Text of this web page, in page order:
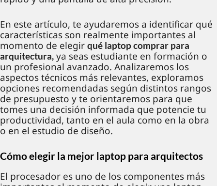
En este artículo, te ayudaremos a identificar qué
características son realmente importantes al
momento de elegir qué laptop comprar para
arquitectura, ya seas estudiante en formación o
un profesional avanzado. Analizaremos los
aspectos técnicos más relevantes, exploramos
opciones recomendadas según distintos rangos
de presupuesto y te orientaremos para que
tomes una decisión informada que potencie tu
productividad, tanto en el aula como en la obra
o en el estudio de diseño.
Cómo elegir la mejor laptop para arquitectos
El procesador es uno de los componentes más